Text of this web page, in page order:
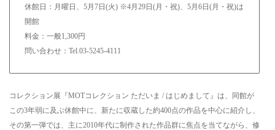
休館日：月曜日、5月7日(火) ※4月29日(月・祝)、5月6日(月・祝)は
開館
料金：一般1,300円
問い合わせ：Tel.03-5245-4111
コレクション展『MOTコレクション ただいま / はじめまして』は、同館が
この3年弱に及ぶ休館中に、新たに収蔵した約400点の作品を中心に紹介し、
その第一弾では、主に2010年代に制作された作品群に焦点を当てながら、修